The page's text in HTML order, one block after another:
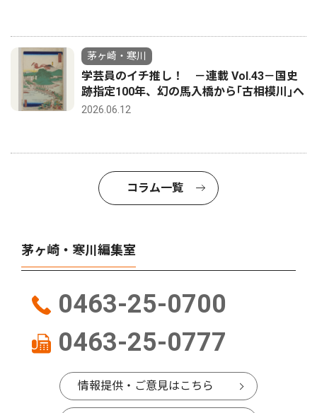
茅ヶ崎・寒川
学芸員のイチ推し！ －連載 Vol.43－国史
跡指定100年、幻の馬入橋から｢古相模川｣へ
2026.06.12
コラム一覧
茅ヶ崎・寒川編集室
0463-25-0700
0463-25-0777
情報提供・ご意見はこちら